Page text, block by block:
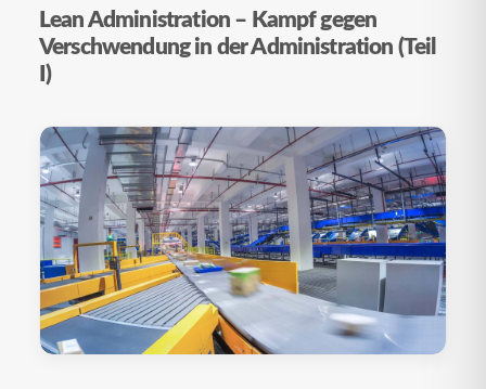
Lean Administration – Kampf gegen
Verschwendung in der Administration (Teil
I)